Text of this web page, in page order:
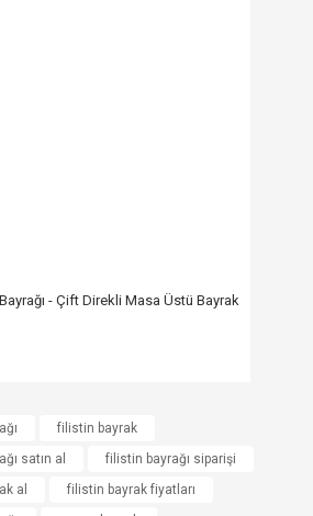
- Çift Direkli Masa Üstü Bayrak
filistin bayrak
satın al
filistin bayrağı siparişi
al
filistin bayrak fiyatları